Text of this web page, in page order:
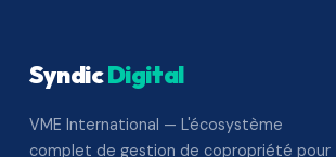
SyndicDigital
VME International — L'écosystème
complet de gestion de copropriété pour